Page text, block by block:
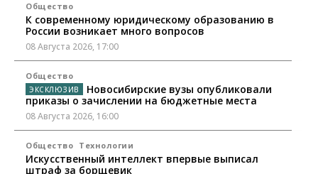
Общество
К современному юридическому образованию в
России возникает много вопросов
08 Августа 2026, 17:00
Общество
Новосибирские вузы опубликовали
приказы о зачислении на бюджетные места
08 Августа 2026, 16:00
Общество Технологии
Искусственный интеллект впервые выписал
штраф за борщевик